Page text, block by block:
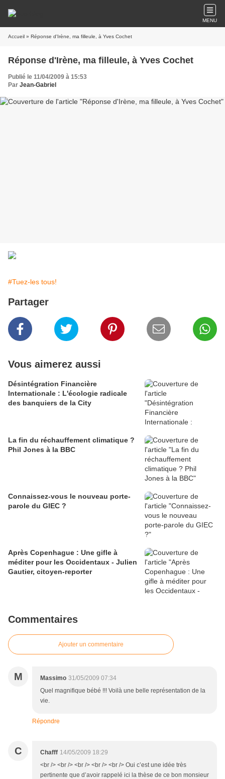
MENU
Accueil » Réponse d'Irène, ma filleule, à Yves Cochet
Réponse d'Irène, ma filleule, à Yves Cochet
Publié le 11/04/2009 à 15:53
Par Jean-Gabriel
#Tuez-les tous!
Partager
Vous aimerez aussi
Désintégration Financière
Internationale : L'écologie radicale
des banquiers de la City
La fin du réchauffement climatique ?
Phil Jones à la BBC
Connaissez-vous le nouveau porte-
parole du GIEC ?
Après Copenhague : Une gifle à
méditer pour les Occidentaux - Julien
Gautier, citoyen-reporter
Commentaires
Ajouter un commentaire
M Massimo 31/05/2009 07:34
Quel magnifique bébé !!! Voilà une belle représentation de la
vie.
Répondre
C Chafff 14/05/2009 18:29
<br /> <br /> <br /> <br /> <br /> Oui c’est une idée très
pertinente que d’avoir rappelé ici la thèse de ce bon monsieur